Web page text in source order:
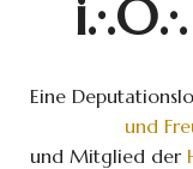
Eine
und
und Mitglied der